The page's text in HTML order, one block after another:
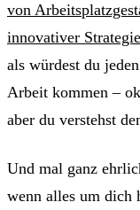
von
innovativer
als würdest du
Arbeit kommen –
aber du verstehst
Und mal ganz
wenn alles um dich